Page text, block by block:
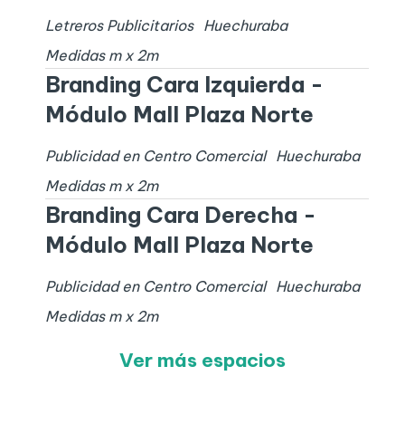
Letreros Publicitarios
Huechuraba
Medidas m x 2m
Branding Cara Izquierda -
Módulo Mall Plaza Norte
Publicidad en Centro Comercial
Huechuraba
Medidas m x 2m
Branding Cara Derecha -
Módulo Mall Plaza Norte
Publicidad en Centro Comercial
Huechuraba
Medidas m x 2m
Ver más espacios